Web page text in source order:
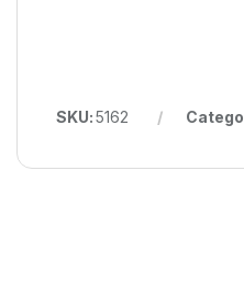
SKU:5162